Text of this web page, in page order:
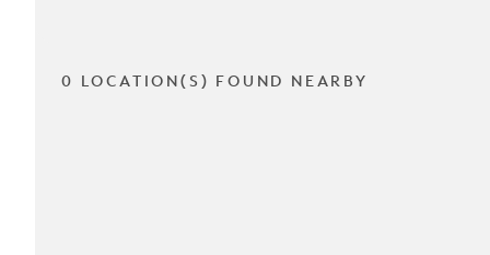
0 LOCATION(S) FOUND NEARBY